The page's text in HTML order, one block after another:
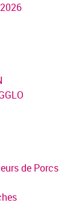
de Porcs